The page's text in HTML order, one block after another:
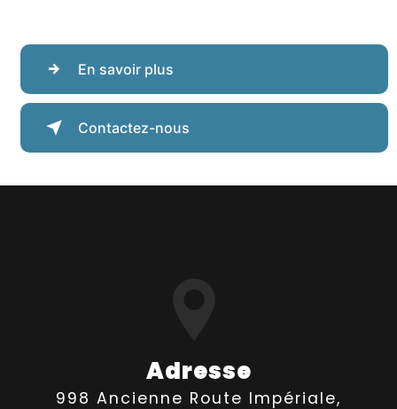
En savoir plus
Contactez-nous
Adresse
998 Ancienne Route Impériale,